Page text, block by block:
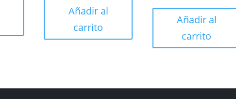
Añadir al
carrito
Añadir al
carrito